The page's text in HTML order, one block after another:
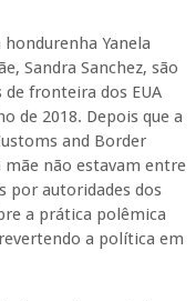
Yanela
Sandra Sanchez, são
de fronteira dos EUA
de 2018. Depois que a
and Border
mãe não estavam entre
por autoridades dos
a prática polêmica
a política em